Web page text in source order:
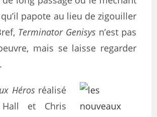
papote au lieu de zigouiller
Terminator Genisys n’est pas
mais se laisse regarder
Héros réalisé
et Chris